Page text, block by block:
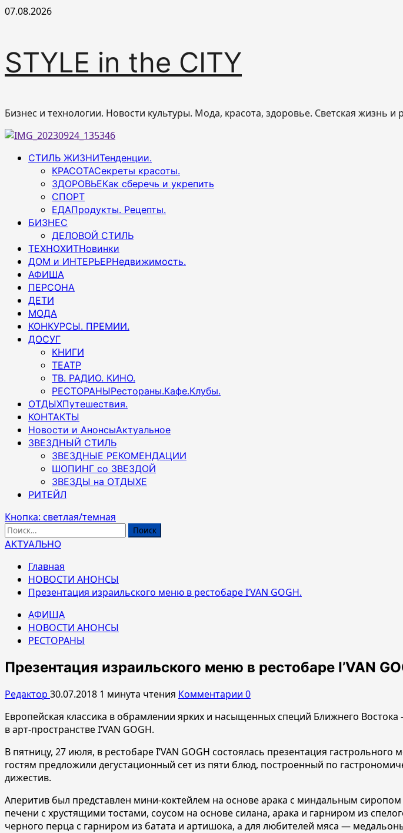
Перейти
07.08.2026
STYLE in the CITY
Бизнес и технологии. Новости культуры. Мода, красота, здоровье. Светская жизнь и
Основное
СТИЛЬ ЖИЗНИТенденции.
КРАСОТАСекреты красоты.
ЗДОРОВЬЕКак сберечь и укрепить
СПОРТ
ЕДАПродукты. Рецепты.
БИЗНЕС
ДЕЛОВОЙ СТИЛЬ
ТЕХНОХИТНовинки
ДОМ и ИНТЕРЬЕРНедвижимость.
АФИША
ПЕРСОНА
ДЕТИ
МОДА
КОНКУРСЫ. ПРЕМИИ.
ДОСУГ
КНИГИ
ТЕАТР
ТВ. РАДИО. КИНО.
РЕСТОРАНЫРестораны.Кафе.Клубы.
ОТДЫХПутешествия.
КОНТАКТЫ
Новости и АнонсыАктуальное
ЗВЕЗДНЫЙ СТИЛЬ
ЗВЕЗДНЫЕ РЕКОМЕНДАЦИИ
ШОПИНГ со ЗВЕЗДОЙ
ЗВЕЗДЫ на ОТДЫХЕ
РИТЕЙЛ
Кнопка: светлая/темная
Найти:
АКТУАЛЬНО
Главная
НОВОСТИ АНОНСЫ
Презентация израильского меню в рестобаре I’VAN GOGH.
АФИША
НОВОСТИ АНОНСЫ
РЕСТОРАНЫ
Презентация израильского меню в рестобаре I’VAN
Редактор 30.07.2018 1 минута чтения Комментарии 0
Европейская классика в обрамлении ярких и насыщенных специй Ближнего Востока
в арт-пространстве I’VAN GOGH.
В пятницу, 27 июля, в рестобаре I’VAN GOGH состоялась презентация
гостям предложили дегустационный сет из пяти блюд, построенный по
дижестив.
Аперитив был представлен мини-коктейлем на основе арака с миндальным
печени с хрустящими тостами, соусом на основе силана, арака и гарниром из
черного перца с гарниром из батата и артишока, а для любителей мяса — ме